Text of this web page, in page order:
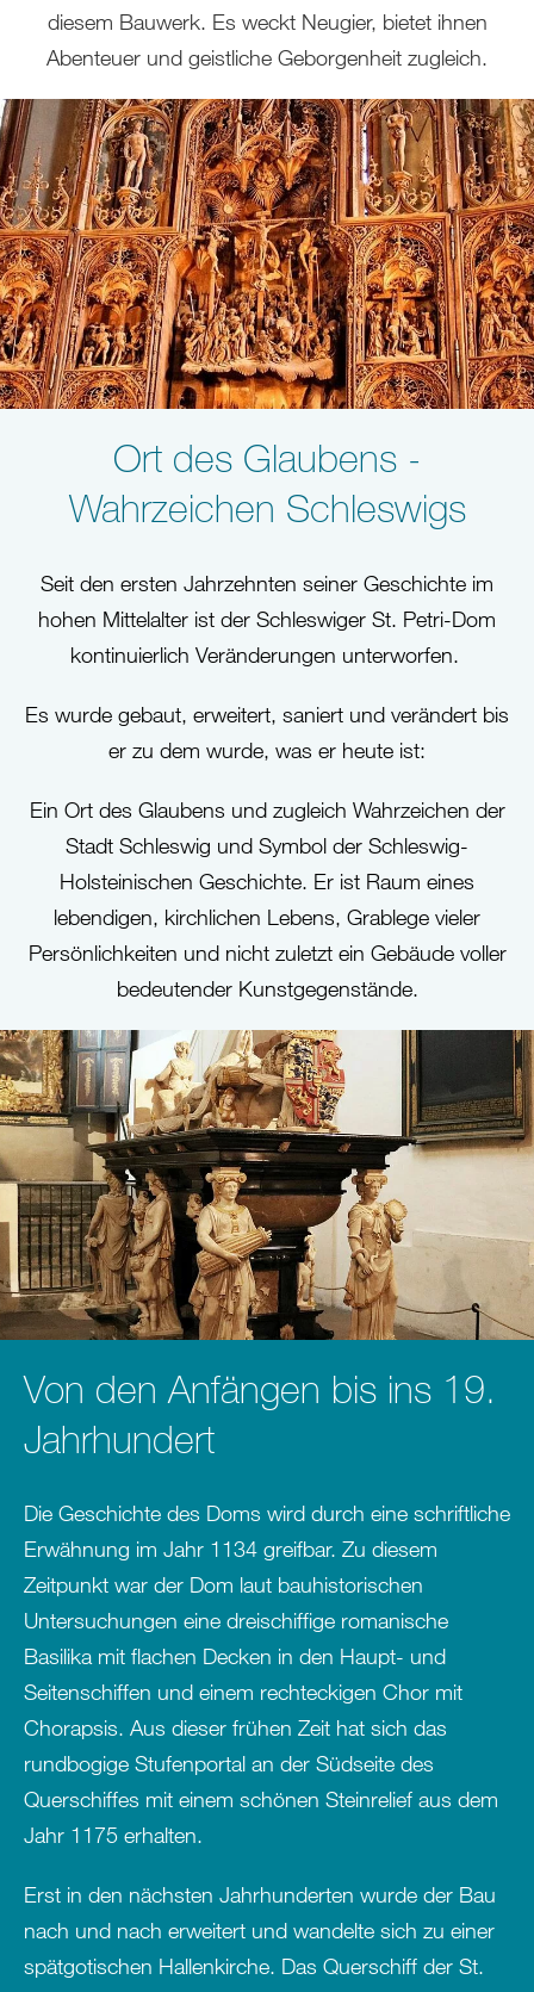
diesem Bauwerk. Es weckt Neugier, bietet ihnen
Abenteuer und geistliche Geborgenheit zugleich.
Ort des Glaubens -
Wahrzeichen Schleswigs
Seit den ersten Jahrzehnten seiner Geschichte im
hohen Mittelalter ist der Schleswiger St. Petri-Dom
kontinuierlich Veränderungen unterworfen.
Es wurde gebaut, erweitert, saniert und verändert bis
er zu dem wurde, was er heute ist:
Ein Ort des Glaubens und zugleich Wahrzeichen der
Stadt Schleswig und Symbol der Schleswig-
Holsteinischen Geschichte. Er ist Raum eines
lebendigen, kirchlichen Lebens, Grablege vieler
Persönlichkeiten und nicht zuletzt ein Gebäude voller
bedeutender Kunstgegenstände.
Von den Anfängen bis ins 19.
Jahrhundert
Die Geschichte des Doms wird durch eine schriftliche
Erwähnung im Jahr 1134 greifbar. Zu diesem
Zeitpunkt war der Dom laut bauhistorischen
Untersuchungen eine dreischiffige romanische
Basilika mit flachen Decken in den Haupt- und
Seitenschiffen und einem rechteckigen Chor mit
Chorapsis. Aus dieser frühen Zeit hat sich das
rundbogige Stufenportal an der Südseite des
Querschiffes mit einem schönen Steinrelief aus dem
Jahr 1175 erhalten.
Erst in den nächsten Jahrhunderten wurde der Bau
nach und nach erweitert und wandelte sich zu einer
spätgotischen Hallenkirche. Das Querschiff der St.